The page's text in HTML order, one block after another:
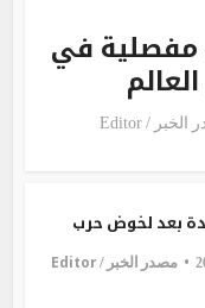
محطة مفصلية في
الخبر / Editor
بعد لخوض حرب
مصدر الخبر /Editor